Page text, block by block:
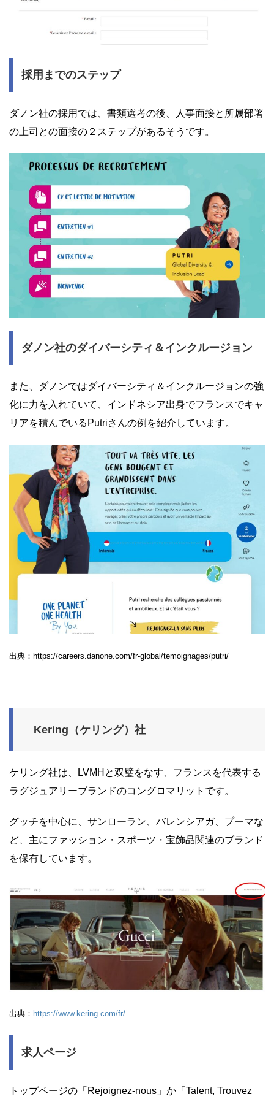
採用までのステップ
ダノン社の採用では、書類選考の後、人事面接と所属部署
の上司との面接の２ステップがあるそうです。
ダノン社のダイバーシティ＆インクルージョン
また、ダノンではダイバーシティ＆インクルージョンの強
化に力を入れていて、インドネシア出身でフランスでキャ
リアを積んでいるPutriさんの例を紹介しています。
出典：https://careers.danone.com/fr-global/temoignages/putri/
Kering（ケリング）社
ケリング社は、LVMHと双璧をなす、フランスを代表する
ラグジュアリーブランドのコングロマリットです。
グッチを中心に、サンローラン、バレンシアガ、プーマな
ど、主にファッション・スポーツ・宝飾品関連のブランド
を保有しています。
出典： https://www.kering.com/fr/
求人ページ
トップページの「Rejoignez-nous」か「Talent, Trouvez